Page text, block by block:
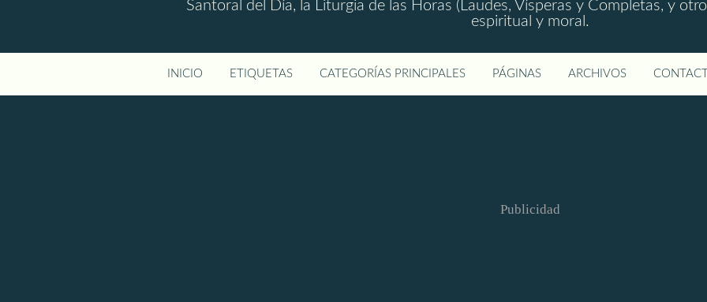
Santoral del Día, la Liturgia de las Horas (Laudes, Vísperas y Completas, y
espiritual y moral.
INICIO ETIQUETAS CATEGORÍAS PRINCIPALES PÁGINAS ARCHIVOS
Publicidad